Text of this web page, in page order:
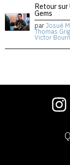
Retour sur
Gems
parJosué
Thomas
Victor